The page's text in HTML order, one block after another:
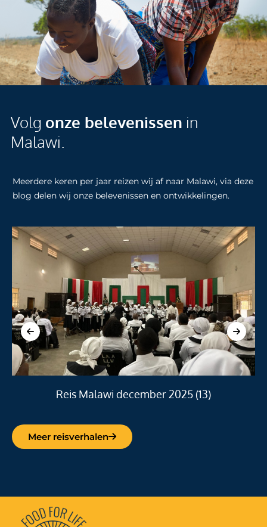
Volg onze belevenissen in
Malawi.
Meerdere keren per jaar reizen wij af naar Malawi, via deze
blog delen wij onze belevenissen en ontwikkelingen.
Reis Malawi december 2025 (13)
Meer reisverhalen